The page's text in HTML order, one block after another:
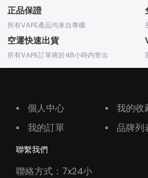
正品保證
所有VAPE產品均來自專櫃
空運快速出貨
所有VAPE訂單將於48小時内寄出
▪
個人中心
▪
我的訂單
▪
我的收
▪
品牌列
聯繫我們
聯絡方式：7x24小